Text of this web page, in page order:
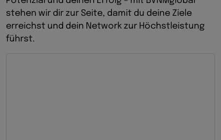
stehen wir dir zur Seite, damit du deine Ziele
erreichst und dein Network zur Höchstleistung
führst.